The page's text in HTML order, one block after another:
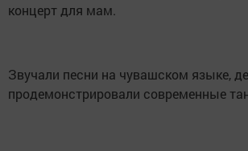
концерт для мам.
Звучали песни на чувашском языке,
продемонстрировали современные